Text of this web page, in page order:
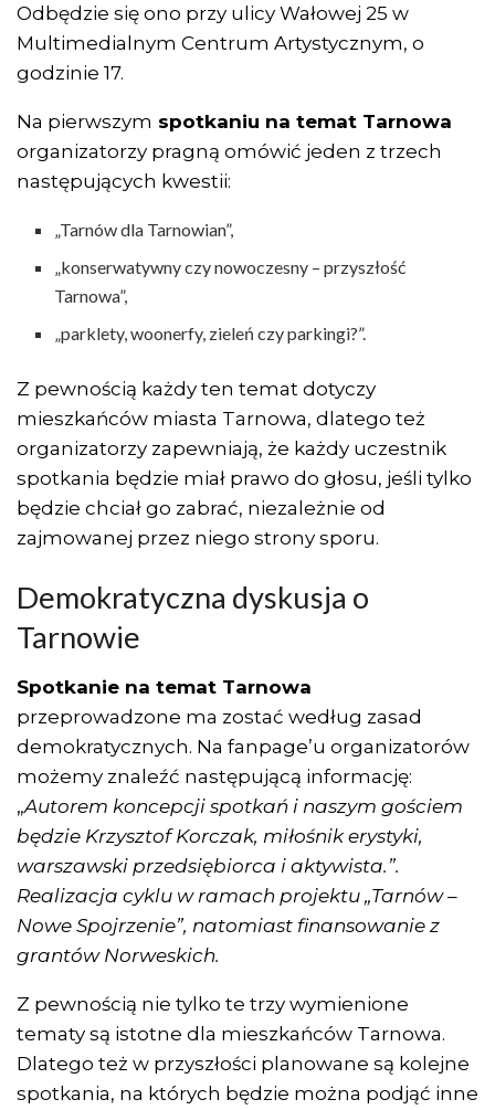
Odbędzie się ono przy ulicy Wałowej 25 w
Multimedialnym Centrum Artystycznym, o
godzinie 17.
Na pierwszym spotkaniu na temat Tarnowa
organizatorzy pragną omówić jeden z trzech
następujących kwestii:
„Tarnów dla Tarnowian”,
„konserwatywny czy nowoczesny – przyszłość
Tarnowa”,
„parklety, woonerfy, zieleń czy parkingi?”.
Z pewnością każdy ten temat dotyczy
mieszkańców miasta Tarnowa, dlatego też
organizatorzy zapewniają, że każdy uczestnik
spotkania będzie miał prawo do głosu, jeśli tylko
będzie chciał go zabrać, niezależnie od
zajmowanej przez niego strony sporu.
Demokratyczna dyskusja o
Tarnowie
Spotkanie na temat Tarnowa
przeprowadzone ma zostać według zasad
demokratycznych. Na fanpage’u organizatorów
możemy znaleźć następującą informację:
„Autorem koncepcji spotkań i naszym gościem
będzie Krzysztof Korczak, miłośnik erystyki,
warszawski przedsiębiorca i aktywista.”.
Realizacja cyklu w ramach projektu „Tarnów –
Nowe Spojrzenie”, natomiast finansowanie z
grantów Norweskich.
Z pewnością nie tylko te trzy wymienione
tematy są istotne dla mieszkańców Tarnowa.
Dlatego też w przyszłości planowane są kolejne
spotkania, na których będzie można podjąć inne